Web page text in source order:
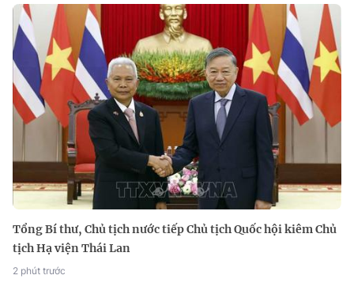
Tổng Bí thư, Chủ tịch nước tiếp Chủ tịch Quốc hội kiêm Chủ
tịch Hạ viện Thái Lan
2 phút trước